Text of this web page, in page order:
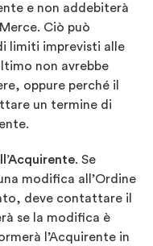
e non addebiterà
Ciò può
limiti imprevisti alle
non avrebbe
oppure perché il
un termine di
. Se
modifica all’Ordine
deve contattare il
se la modifica è
l’Acquirente in